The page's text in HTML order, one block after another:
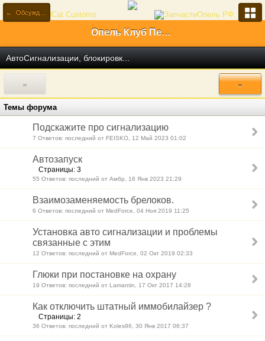
← Обсуждения
Опель Клуб Первый Российский
АвтоСигнализации, блокировк...
« »
Темы форума
Подскажите про сигнализацию
7 Ответов: последний от FEISKO, 12 Май 2023 01:02
Автозапуск
Страницы: 3
55 Ответов: последний от Амбр, 16 Янв 2023 21:29
Взаимозаменяемость брелоков.
6 Ответов: последний от MedForce, 04 Ноя 2019 11:25
Установка авто сигнализации и проблемы
связанные с этим
12 Ответов: последний от MedForce, 02 Окт 2019 02:33
Глюки при постановке на охрану
19 Ответов: последний от Lamantin, 17 Окт 2017 14:28
Как отключить штатный иммобилайзер ?
Страницы: 2
36 Ответов: последний от Koles96, 30 Янв 2017 06:37